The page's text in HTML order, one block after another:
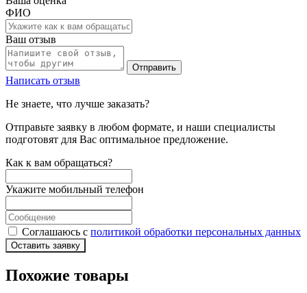
ФИО
Ваш отзыв
Отправить
Написать отзыв
Не знаете, что лучше заказать?
Отправьте заявку в любом формате, и наши специалисты
подготовят для Вас оптимальное предложение.
Как к вам обращаться?
Укажите мобильный телефон
Соглашаюсь с политикой обработки персональных данных
Оставить заявку
Похожие товары